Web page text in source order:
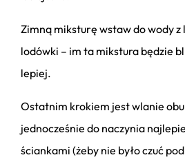
Zimną miksturę wstaw do wody z
lodówki – im ta mikstura będzie
lepiej.
Ostatnim krokiem jest wlanie
jednocześnie do naczynia
ściankami (żeby nie było czuć